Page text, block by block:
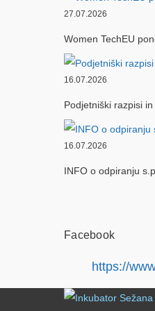
27.07.2026
Women TechEU
16.07.2026
Podjetniški razpisi
16.07.2026
INFO o odpiranju
Facebook
https://